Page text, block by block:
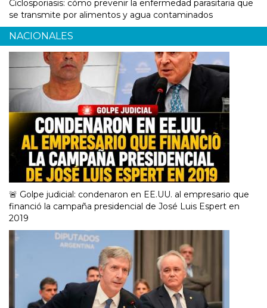
Ciclosporiasis: cómo prevenir la enfermedad parasitaria que
se transmite por alimentos y agua contaminados
NACIONALES
🚨 Golpe judicial: condenaron en EE.UU. al empresario que
financió la campaña presidencial de José Luis Espert en
2019